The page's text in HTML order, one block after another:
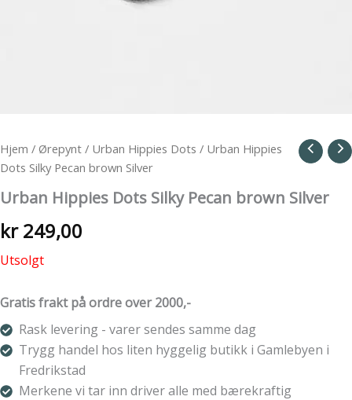
Hjem / Ørepynt / Urban Hippies Dots / Urban Hippies
Dots Silky Pecan brown Silver
Urban Hippies Dots Silky Pecan brown Silver
kr249,00
Utsolgt
Gratis frakt på ordre over 2000,-
Rask levering - varer sendes samme dag
Trygg handel hos liten hyggelig butikk i Gamlebyen i
Fredrikstad
Merkene vi tar inn driver alle med bærekraftig